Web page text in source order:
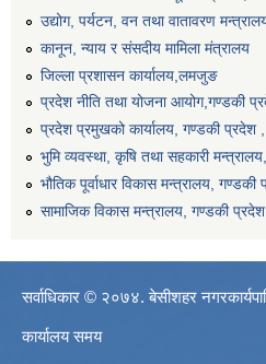
उद्योग, पर्यटन, वन तथा वातावरण
कानून, न्याय र संसदीय मामिला मंत्रालय
जिल्ला प्रशासन कार्यालय,लमजुङ
प्रदेश नीति तथा योजना आयोग,गण्डकी
प्रदेश प्रमुखको कार्यालय, गण्डकी प्रदेश
भुमि व्यवस्था, कृषि तथा सहकारी
भौतिक पूर्वाधार विकास मन्त्रालय, गण्डकी
सामाजिक विकास मन्त्रालय, गण्डकी
सर्वाधिकार © २०७४. बेसीशहर
कार्यालय समय